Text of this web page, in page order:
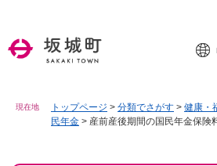
現在地 トップページ > 分類でさがす > 健康・
民年金 > 産前産後期間の国民年金保険